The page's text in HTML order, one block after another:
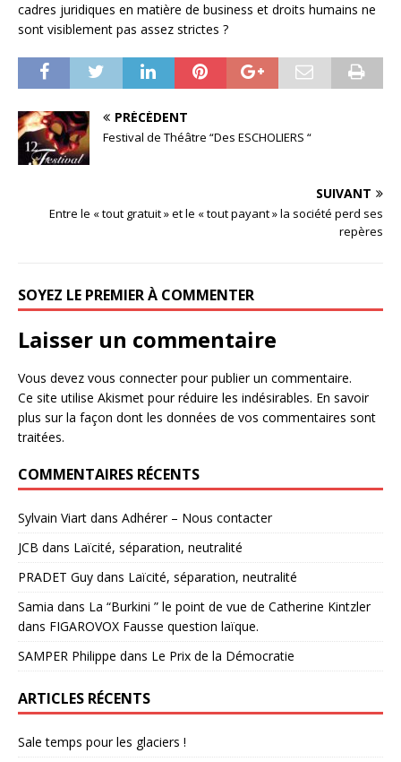
cadres juridiques en matière de business et droits humains ne
sont visiblement pas assez strictes ?
PRÉCÉDENT
Festival de Théâtre “Des ESCHOLIERS “
SUIVANT
Entre le « tout gratuit » et le « tout payant » la société perd ses
repères
SOYEZ LE PREMIER À COMMENTER
Laisser un commentaire
Vous devez vous connecterpour publier un commentaire.
Ce site utilise Akismet pour réduire les indésirables. En savoir
plus sur la façon dont les données de vos commentaires sont
traitées.
COMMENTAIRES RÉCENTS
Sylvain Viart dans Adhérer – Nous contacter
JCB dans Laïcité, séparation, neutralité
PRADET Guy dans Laïcité, séparation, neutralité
Samia dans La “Burkini ” le point de vue de Catherine Kintzler
dans FIGAROVOX Fausse question laïque.
SAMPER Philippe dans Le Prix de la Démocratie
ARTICLES RÉCENTS
Sale temps pour les glaciers !